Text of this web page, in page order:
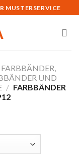
MUSTERSERVICE
FARBBÄNDER,
UND
/ FARBBÄNDER